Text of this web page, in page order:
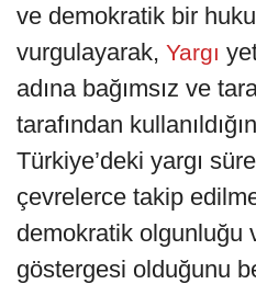
ve demokratik bir
vurgulayarak, Yargı
adına bağımsız ve
tarafından
Türkiye’deki yargı
çevrelerce takip
demokratik olgunluğu
göstergesi olduğunu